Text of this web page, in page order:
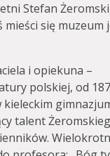
Stefan
się muzeum
i opiekuna –
polskiej, od
kieleckim
talent